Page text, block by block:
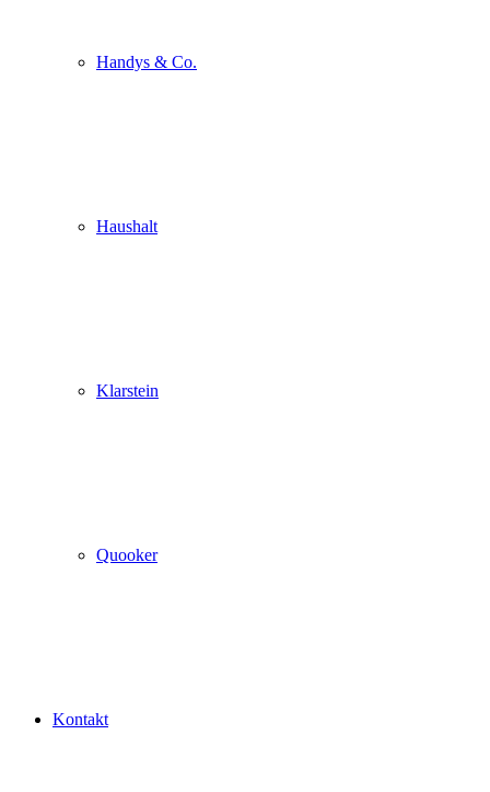
Handys & Co.
Haushalt
Klarstein
Quooker
Kontakt